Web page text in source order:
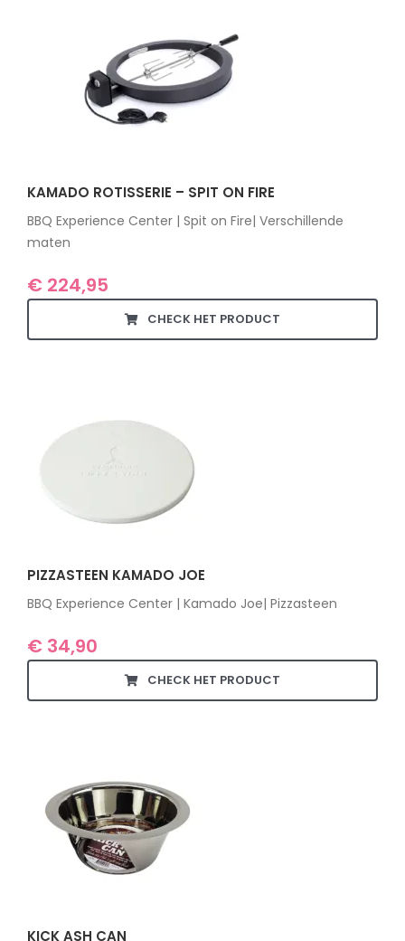
KAMADO ROTISSERIE – SPIT ON FIRE
BBQ Experience Center | Spit on Fire| Verschillende
maten
€224,95
CHECK HET PRODUCT
PIZZASTEEN KAMADO JOE
BBQ Experience Center | Kamado Joe| Pizzasteen
€34,90
CHECK HET PRODUCT
KICK ASH CAN